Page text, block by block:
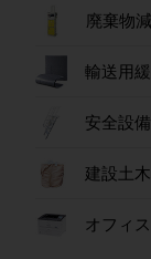
廃棄物
輸送用
安全設備
建設土
オフィ